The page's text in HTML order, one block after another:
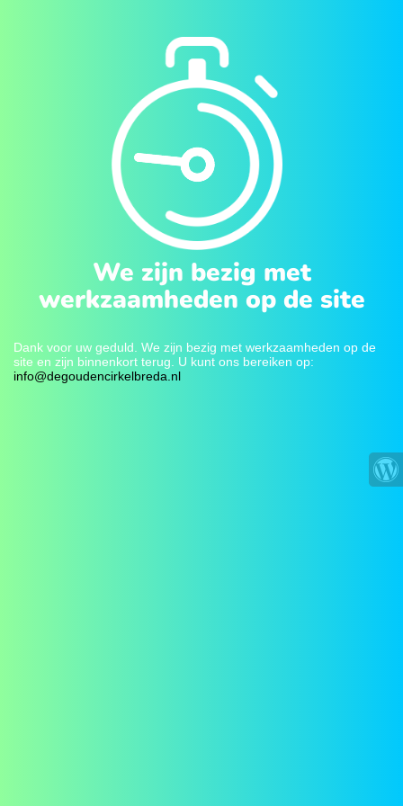
We zijn bezig met
werkzaamheden op de site
Dank voor uw geduld. We zijn bezig met werkzaamheden op de
site en zijn binnenkort terug. U kunt ons bereiken op:
info@degoudencirkelbreda.nl